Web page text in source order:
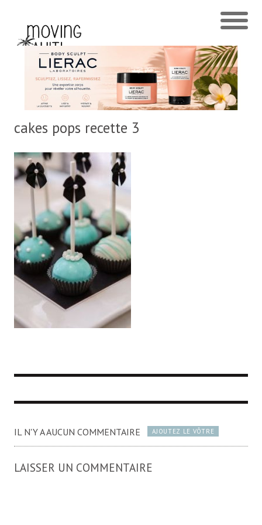
cakes pops recette 3
IL N'Y A AUCUN COMMENTAIRE AJOUTEZ LE VÔTRE
LAISSER UN COMMENTAIRE